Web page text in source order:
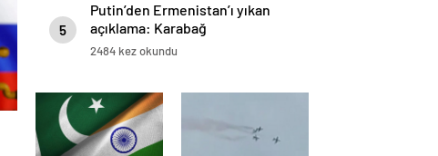
5
Putin’den Ermenistan’ı yıkan
açıklama: Karabağ
Azerbaycan’ın ayrılmaz bir
2484 kez okundu